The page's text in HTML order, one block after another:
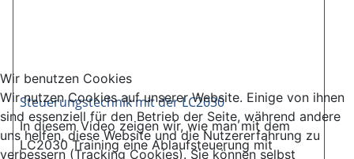
Steuerungstechnik mit der LC2030
In diesem Video zeigen wir, wie man mit dem
LC2030 Training eine Ablaufsteuerung mit
Wir benutzen Cookies
Wir nutzen Cookies auf unserer Website. Einige von ihnen
sind essenziell für den Betrieb der Seite, während andere
uns helfen, diese Website und die Nutzererfahrung zu
verbessern (Tracking Cookies). Sie können selbst